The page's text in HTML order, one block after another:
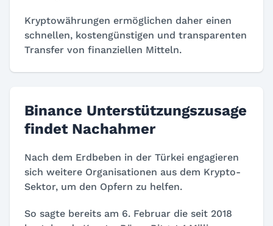
Kryptowährungen ermöglichen daher einen
schnellen, kostengünstigen und transparenten
Transfer von finanziellen Mitteln.
Binance Unterstützungszusage
findet Nachahmer
Nach dem Erdbeben in der Türkei engagieren
sich weitere Organisationen aus dem Krypto-
Sektor, um den Opfern zu helfen.
So sagte bereits am 6. Februar die seit 2018